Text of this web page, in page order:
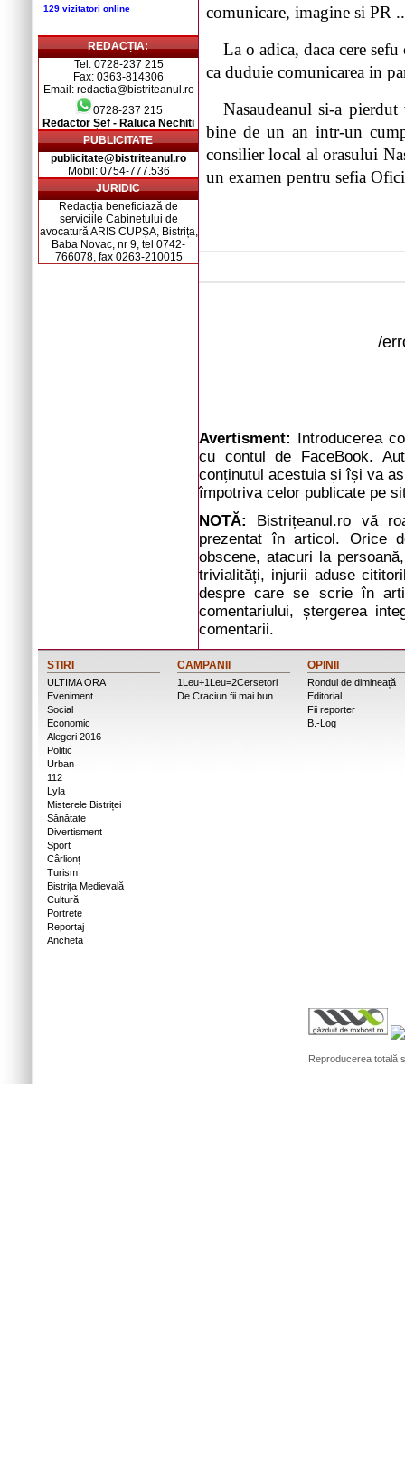
129 vizitatori online
REDACȚIA:
Tel: 0728-237 215
Fax: 0363-814306
Email: redactia@bistriteanul.ro
0728-237 215
Redactor Șef - Raluca Nechiti
PUBLICITATE
publicitate@bistriteanul.ro
Mobil: 0754-777.536
JURIDIC
Redacția beneficiază de
serviciile Cabinetului de
avocatură ARIS CUPȘA, Bistrița,
Baba Novac, nr 9, tel 0742-
766078, fax 0263-210015
comunicare, imagine si PR
La o adica, daca cere
ca duduie comunicarea in
Nasaudeanul si-a
bine de un an intr-un
consilier local al orasului
un examen pentru sefia
/
Avertisment: Introducerea
cu contul de FaceBook.
conținutul acestuia și își va
împotriva celor publicate pe
NOTĂ: Bistrițeanul.ro vă
prezentat în articol. Orice
obscene, atacuri la
trivialități, injurii aduse
despre care se scrie în
comentariului, ștergerea
comentarii.
STIRI
ULTIMA ORA
Eveniment
Social
Economic
Alegeri 2016
Politic
Urban
112
Lyla
Misterele Bistriței
Sănătate
Divertisment
Sport
Cârlionț
Turism
Bistrița Medievală
Cultură
Portrete
Reportaj
Ancheta
CAMPANII
1Leu+1Leu=2Cersetori
De Craciun fii mai bun
OPINII
Rondul de dimineață
Editorial
Fii reporter
B.-Log
Reproducerea totală